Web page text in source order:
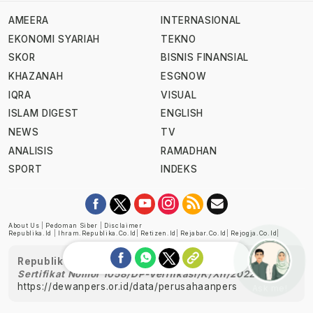
AMEERA
EKONOMI SYARIAH
SKOR
KHAZANAH
IQRA
ISLAM DIGEST
NEWS
ANALISIS
SPORT
INTERNASIONAL
TEKNO
BISNIS FINANSIAL
ESGNOW
VISUAL
ENGLISH
TV
RAMADHAN
INDEKS
About Us Pedoman Siber
Disclaimer
Republika.id
Ihram.republika.co.id Retizen.id Rejabar.co.id Rejogja.co.id
Republika telah diverifikasi oleh Dewan Pers
Sertifikat Nomor 1058/DP-Verifikasi/K/XII/2022
https://dewanpers.or.id/data/perusahaanpers